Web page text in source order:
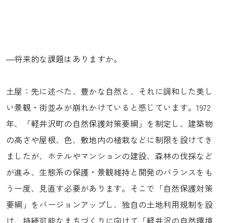
―将来的な課題はありますか。
土屋：先に述べた、豊かな自然と、それに調和した美し
い景観・街並みが崩れかけていると感じています。1972
年、「軽井沢町の自然保護対策要綱」を制定し、建築物
の高さや屋根、色、敷地内の植栽などに制限を設けてき
ましたが、ホテルやマンションの建設、森林の伐採など
が進み、生態系の保護・景観維持と開発のバランスをも
う一度、見直す必要があります。そこで「自然保護対策
要綱」をバージョンアップし、独自の土地利用規制を設
け、持続可能なまちづくりに向けて「軽井沢の自然環境